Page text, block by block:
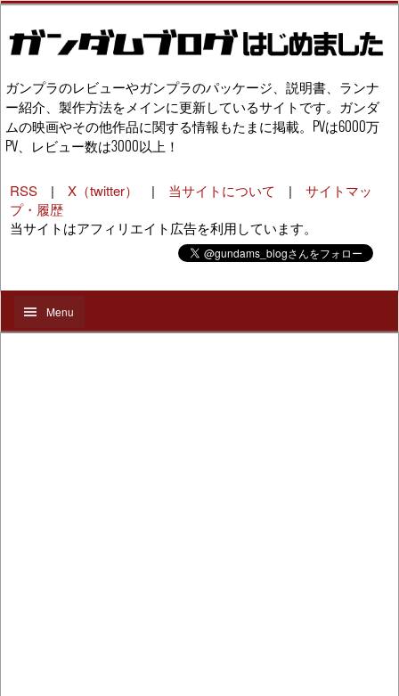
ガンプラのレビューやガンプラのパッケージ、説明書、ランナ
ー紹介、製作方法をメインに更新しているサイトです。ガンダ
ムの映画やその他作品に関する情報もたまに掲載。PVは6000万
PV、レビュー数は3000以上！
RSS | X（twitter） | 当サイトについて | サイトマッ
プ・履歴
当サイトはアフィリエイト広告を利用しています。
Menu